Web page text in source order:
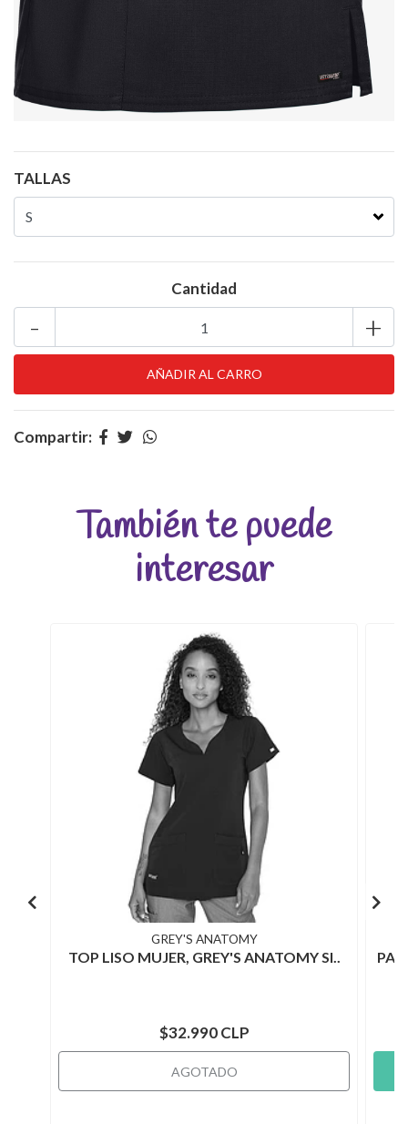
TALLAS
Cantidad
+
-
Compartir:
También te puede
interesar
GREY'S ANATOMY
TOP LISO MUJER, GREY'S ANATOMY SI..
$32.990 CLP
AGOTADO